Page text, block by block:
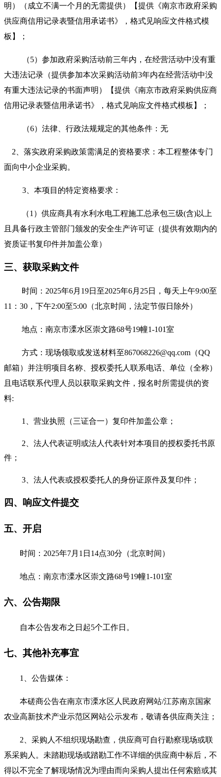
明）（成立不满一个月的无需提供）【提供《南京市政府采购
供应商信用记录表暨信用承诺书》，格式见响应文件格式模
板】；
（5）参加政府采购活动前三年内，在经营活动中没有重
大违法记录（提供参加本次采购活动前3年内在经营活动中没
有重大违法记录的书面声明）【提供《南京市政府采购供应商
信用记录表暨信用承诺书》，格式见响应文件格式模板】；
（6）法律、行政法规规定的其他条件：无
2、 落实政府采购政策需满足的资格要求： 本工程整体专门
面向中小企业采购。
3、本项目的特定资格要求：
（1）供应商具有水利水电工程施工总承包三级(含)以上
且具备行政主管部门颁发的安全生产许可证（提供有效期内的
资质证书复印件并加盖公章）
三、获取采购文件
时间： 2025年6月19日至2025年6月25日，每天上午9:00至
11：30，下午2:00至5:00（北京时间，法定节假日除外）
地点：南京市溧水区崇文路68号19幢1-101室
方式：现场领取或发送材料至867068226@qq.com（QQ
邮箱）并注明项目名称、授权委托人联系电话、单位（全称）
且电话联系代理人员以获取采购文件，报名时所需提供的资
料:
1、营业执照（三证合一）复印件加盖公章；
2、法人代表证明或法人代表针对本项目的授权委托书原
件；
3、法人代表或授权委托人的身份证原件及复印件；
四、响应文件提交
五、开启
时间： 2025年7月 1 日 14点30分（北京时间）
地点：南京市溧水区崇文路68号19幢1-101室
六、公告期限
自本公告发布之日起5个工作日。
七、其他补充事宜
1、公告媒体：
本磋商公告在南京市溧水区人民政府网站/江苏南京国家
农业高新技术产业示范区网站公示发布，敬请各供应商关注；
2、采购人不组织现场勘查，供应商可自行勘察现场或联
系采购人。未踏勘现场或踏勘工作不详细的供应商中标后，不
得以不完全了解现场情况为理由而向采购人提出任何索赔或其